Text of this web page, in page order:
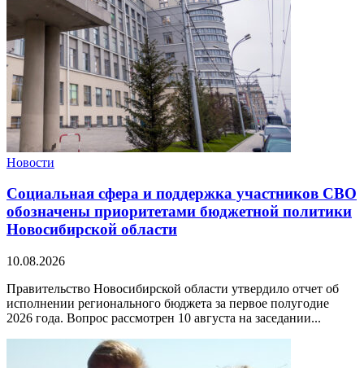
Новости
Социальная сфера и поддержка участников СВО
обозначены приоритетами бюджетной политики
Новосибирской области
10.08.2026
Правительство Новосибирской области утвердило отчет об
исполнении регионального бюджета за первое полугодие
2026 года. Вопрос рассмотрен 10 августа на заседании...